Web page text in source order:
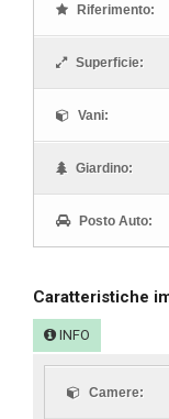
Riferimento:
Superficie:
Vani:
Giardino:
Posto Auto:
Caratteristiche
INFO
Camere: